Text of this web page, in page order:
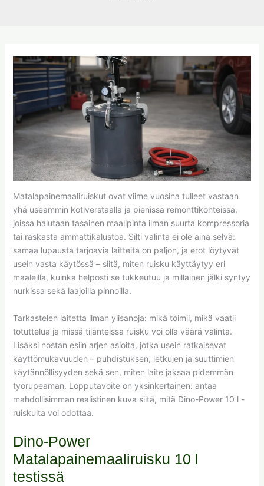
Matalapainemaaliruiskut ovat viime vuosina tulleet vastaan
yhä useammin kotiverstaalla ja pienissä remonttikohteissa,
joissa halutaan tasainen maalipinta ilman suurta kompressoria
tai raskasta ammattikalustoa. Silti valinta ei ole aina selvä:
samaa lupausta tarjoavia laitteita on paljon, ja erot löytyvät
usein vasta käytössä – siitä, miten ruisku käyttäytyy eri
maaleilla, kuinka helposti se tukkeutuu ja millainen jälki syntyy
nurkissa sekä laajoilla pinnoilla.
Tarkastelen laitetta ilman ylisanoja: mikä toimii, mikä vaatii
totuttelua ja missä tilanteissa ruisku voi olla väärä valinta.
Lisäksi nostan esiin arjen asioita, jotka usein ratkaisevat
käyttömukavuuden – puhdistuksen, letkujen ja suuttimien
käytännöllisyyden sekä sen, miten laite jaksaa pidemmän
työrupeaman. Lopputavoite on yksinkertainen: antaa
mahdollisimman realistinen kuva siitä, mitä Dino-Power 10 l -
ruiskulta voi odottaa.
Dino-Power
Matalapainemaaliruisku 10 l
testissä